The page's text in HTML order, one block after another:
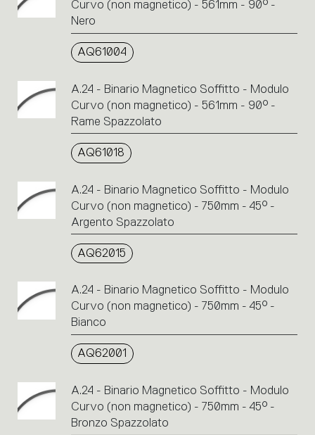
Curvo (non magnetico) - 561mm - 90° -
Nero
AQ61004
A.24 - Binario Magnetico Soffitto - Modulo
Curvo (non magnetico) - 561mm - 90° -
Rame Spazzolato
AQ61018
A.24 - Binario Magnetico Soffitto - Modulo
Curvo (non magnetico) - 750mm - 45° -
Argento Spazzolato
AQ62015
A.24 - Binario Magnetico Soffitto - Modulo
Curvo (non magnetico) - 750mm - 45° -
Bianco
AQ62001
A.24 - Binario Magnetico Soffitto - Modulo
Curvo (non magnetico) - 750mm - 45° -
Bronzo Spazzolato